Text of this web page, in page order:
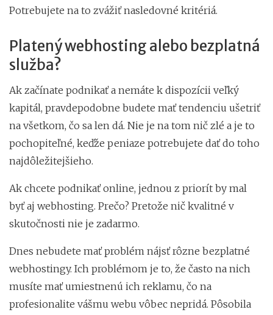
Potrebujete na to zvážiť nasledovné kritériá.
Platený webhosting alebo bezplatná
služba?
Ak začínate podnikať a nemáte k dispozícii veľký
kapitál, pravdepodobne budete mať tendenciu ušetriť
na všetkom, čo sa len dá. Nie je na tom nič zlé a je to
pochopiteľné, keďže peniaze potrebujete dať do toho
najdôležitejšieho.
Ak chcete podnikať online, jednou z priorít by mal
byť aj webhosting. Prečo? Pretože nič kvalitné v
skutočnosti nie je zadarmo.
Dnes nebudete mať problém nájsť rôzne bezplatné
webhostingy. Ich problémom je to, že často na nich
musíte mať umiestnenú ich reklamu, čo na
profesionalite vášmu webu vôbec nepridá. Pôsobila